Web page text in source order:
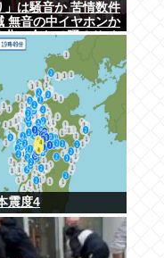
」は騒音か 苦情数件
無音の中イヤホンか
曲に合わせ踊るサイ
ダンスも
震度4